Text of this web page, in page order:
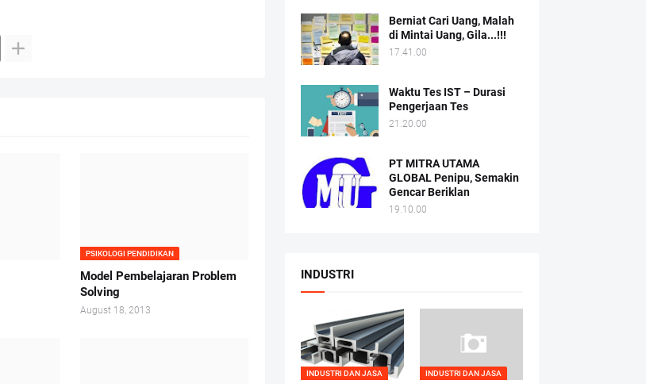
PSIKOLOGI PENDIDIKAN
Model Pembelajaran Problem
Solving
August 18, 2013
Berniat Cari Uang, Malah
di Mintai Uang, Gila...!!!
17.41.00
Waktu Tes IST – Durasi
Pengerjaan Tes
21.20.00
PT MITRA UTAMA
GLOBAL Penipu, Semakin
Gencar Beriklan
19.10.00
INDUSTRI
INDUSTRI DAN JASA INDUSTRI DAN JASA